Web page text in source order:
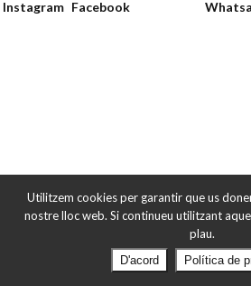
Utilitzem cookies per garantir que us
nostre lloc web. Si continueu utilitzant
plau.
D'acord Política de